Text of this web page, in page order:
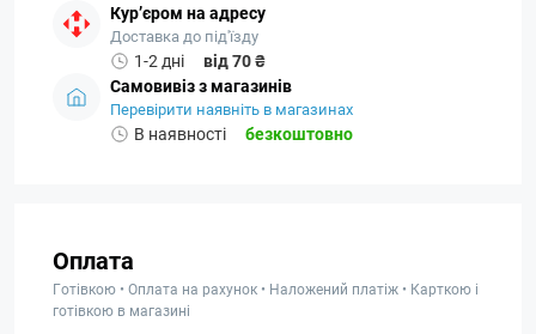
Кур’єром на адресу
Доставка до під'їзду
1-2 дні
від 70 ₴
Самовивіз з магазинів
Перевірити наявніть в магазинах
В наявності безкоштовно
Оплата
Готівкою • Оплата на рахунок • Наложений платіж • Карткою і
готівкою в магазині